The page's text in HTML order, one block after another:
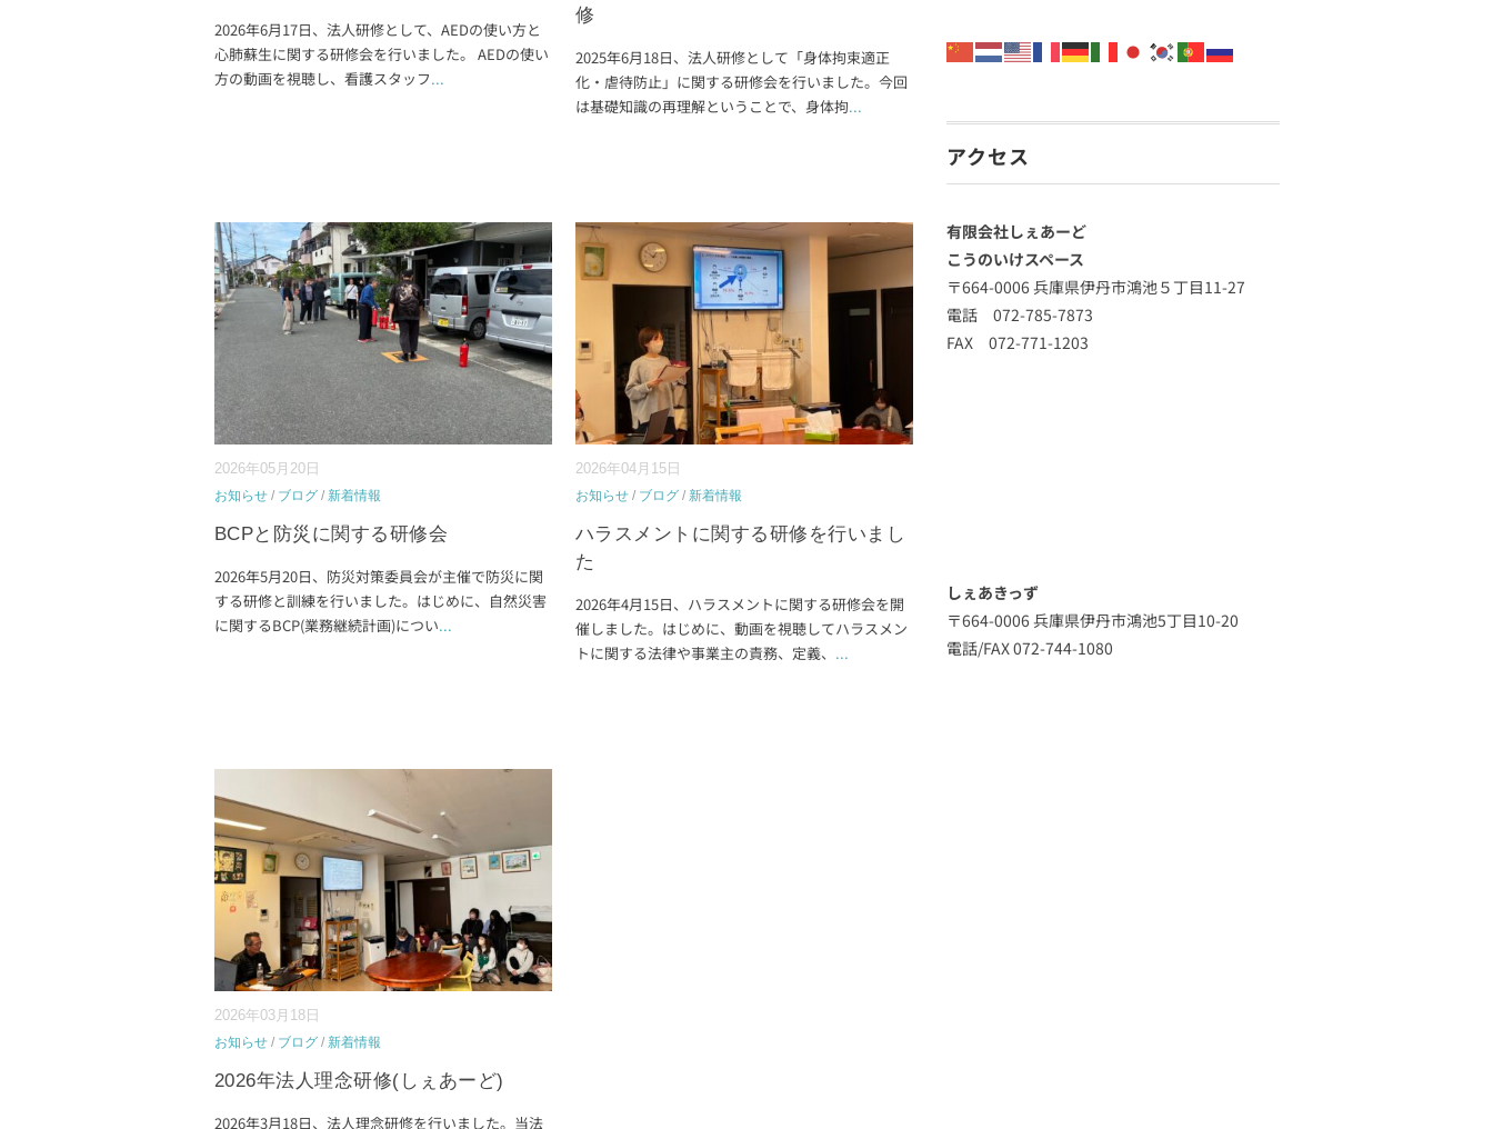
2026年6月17日、法人研修として、AEDの使い方と
心肺蘇生に関する研修会を行いました。 AEDの使い
方の動画を視聴し、看護スタッフ...
修
2025年6月18日、法人研修として「身体拘束適正
化・虐待防止」に関する研修会を行いました。今回
は基礎知識の再理解ということで、身体拘...
2026年05月20日
お知らせ/ ブログ/ 新着情報
BCPと防災に関する研修会
2026年5月20日、防災対策委員会が主催で防災に関
する研修と訓練を行いました。はじめに、自然災害
に関するBCP(業務継続計画)につい...
2026年04月15日
お知らせ/ ブログ/ 新着情報
ハラスメントに関する研修を行いまし
た
2026年4月15日、ハラスメントに関する研修会を開
催しました。はじめに、動画を視聴してハラスメン
トに関する法律や事業主の責務、定義、 ...
2026年03月18日
お知らせ/ ブログ/ 新着情報
2026年法人理念研修(しぇあーど)
2026年3月18日、法人理念研修を行いました。当法
アクセス
有限会社しぇあーど
こうのいけスペース
〒664-0006 兵庫県伊丹市鴻池５丁目11-27
電話 072-785-7873
FAX 072-771-1203
しぇあきっず
〒664-0006 兵庫県伊丹市鴻池5丁目10-20
電話/FAX 072-744-1080